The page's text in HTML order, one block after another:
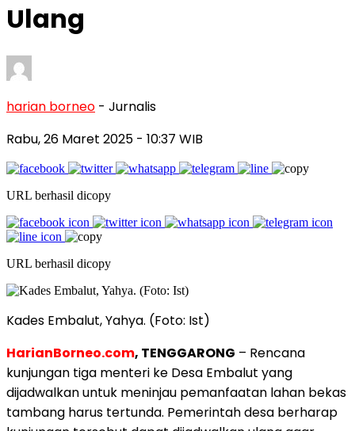
Ulang
harian borneo - Jurnalis
Rabu, 26 Maret 2025 - 10:37 WIB
URL berhasil dicopy
URL berhasil dicopy
Kades Embalut, Yahya. (Foto: Ist)
HarianBorneo.com, TENGGARONG – Rencana
kunjungan tiga menteri ke Desa Embalut yang
dijadwalkan untuk meninjau pemanfaatan lahan bekas
tambang harus tertunda. Pemerintah desa berharap